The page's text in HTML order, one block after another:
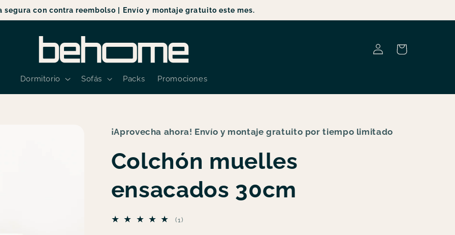
segura con contra reembolso | Envío y montaje gratuito este mes.
Dormitorio Sofás Packs Promociones
Iniciar
sesión
Carrito
¡Aprovecha ahora! Envío y montaje gratuito por tiempo limitado
Colchón muelles
ensacados 30cm
(1)1